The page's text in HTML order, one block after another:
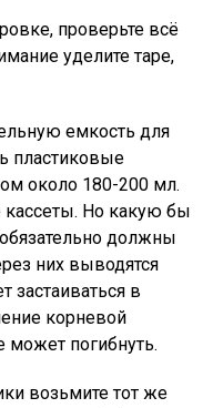
проверьте всё
уделите таре,
емкость для
пластиковые
около 180-200 мл.
кассеты. Но какую бы
должны
них выводятся
застаиваться в
корневой
может погибнуть.
возьмите тот же